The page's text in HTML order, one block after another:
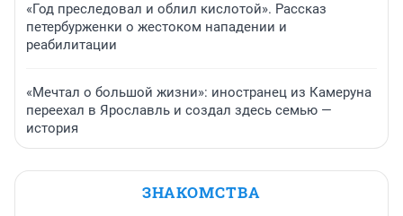
«Год преследовал и облил кислотой». Рассказ
петербурженки о жестоком нападении и
реабилитации
«Мечтал о большой жизни»: иностранец из Камеруна
переехал в Ярославль и создал здесь семью —
история
ЗНАКОМСТВА